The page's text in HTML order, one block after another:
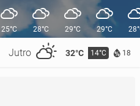
Jutro 32°C 14°C 18
25°C 28°C 29°C 29°C